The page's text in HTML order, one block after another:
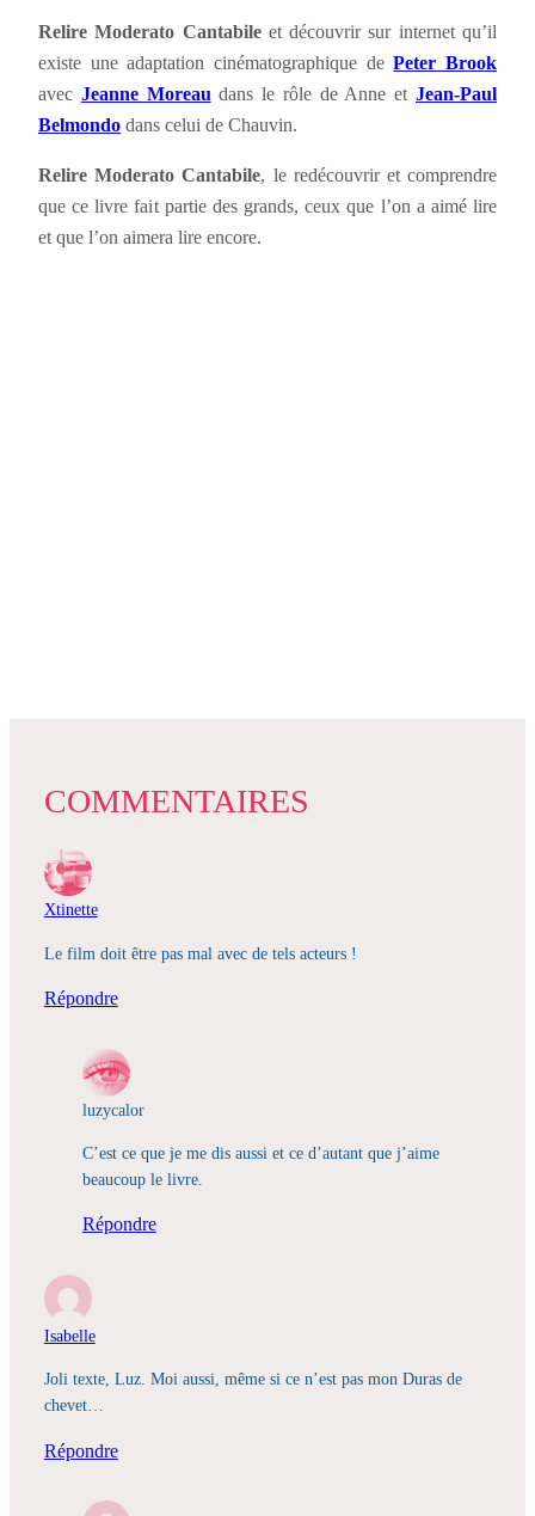
Relire Moderato Cantabileet découvrir sur internet qu’il
existe une adaptation cinématographique dePeter Brook
avec Jeanne Moreau dans le rôle de Anne etJean-Paul
Belmondo dans celui de Chauvin.
Relire Moderato Cantabile, le redécouvrir et comprendre
que ce livre fait partie des grands, ceux que l’on a aimé lire
et que l’on aimera lire encore.
COMMENTAIRES
Xtinette
Le film doit être pas mal avec de tels acteurs !
Répondre
luzycalor
C’est ce que je me dis aussi et ce d’autant que j’aime
beaucoup le livre.
Répondre
Isabelle
Joli texte, Luz. Moi aussi, même si ce n’est pas mon Duras de
chevet…
Répondre